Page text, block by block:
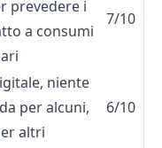
prevedere i
a consumi
7/10
niente
per alcuni,
altri
6/10